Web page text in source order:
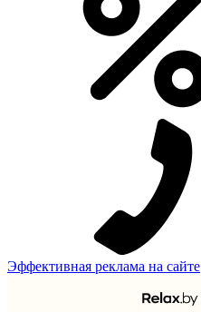
Эффективная реклама на сайте